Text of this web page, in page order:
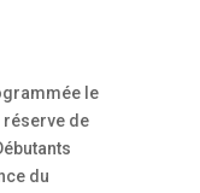
le
de
du